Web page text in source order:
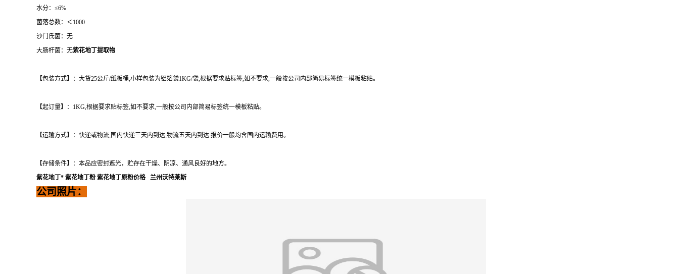
水分：≤6%
菌落总数：＜1000
沙门氏菌：无
大肠杆菌：无紫花地丁提取物
【包装方式】：大货25公斤/纸板桶,小样包装为铝箔袋1KG/袋,根据要求贴标签,如不要求,一般按公司内部简易标签统一模板粘贴。
【起订量】：1KG,根据要求贴标签,如不要求,一般按公司内部简易标签统一模板粘贴。
【运输方式】：快递或物流,国内快递三天内到达,物流五天内到达.报价一般均含国内运输费用。
【存储条件】：本品应密封遮光，贮存在干燥、阴凉、通风良好的地方。
紫花地丁* 紫花地丁粉 紫花地丁原粉价格 兰州沃特莱斯
公司照片：